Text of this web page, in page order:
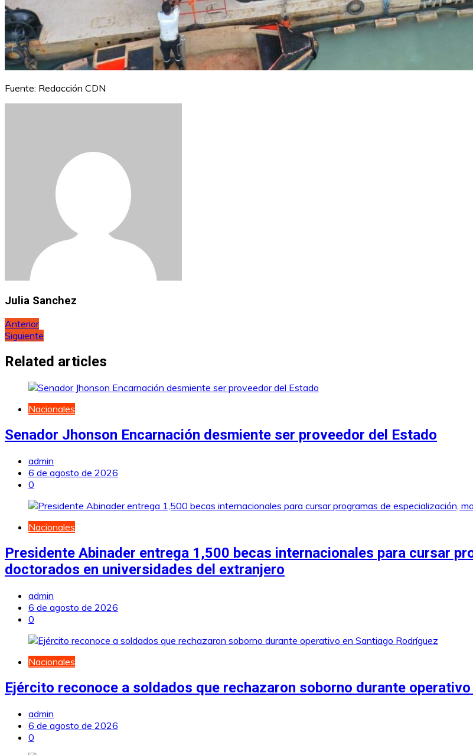
Fuente: Redacción CDN
Julia Sanchez
Navegación
de
entradas
Anterior
Siguiente
Related articles
Nacionales
Senador Jhonson Encarnación desmiente ser proveedor del Estado
admin
6 de agosto de 2026
0
Nacionales
Presidente Abinader entrega 1,500 becas internacionales para cursar
doctorados en universidades del extranjero
admin
6 de agosto de 2026
0
Nacionales
Ejército reconoce a soldados que rechazaron soborno durante
admin
6 de agosto de 2026
0